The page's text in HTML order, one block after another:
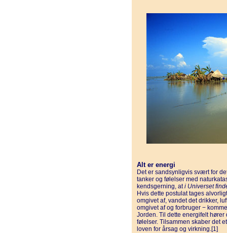
Alt er energi
Det er sandsynligvis svært for
tanker og følelser med
kendsgerning, ati Universet
Hvis dette postulat tages
omgivet af, vandet det drikker,
omgivet af og forbruger −
Jorden. Til dette energifelt
følelser. Tilsammen skaber det
loven for årsag og virkning.[1]